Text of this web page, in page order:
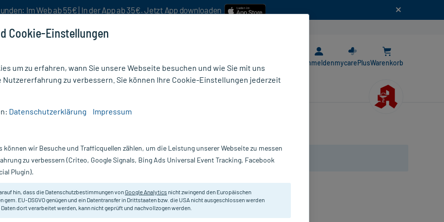
Im Web ab 55€ | In der App ab 35€. Jetzt App downloaden
AnmeldenmycarePlusWarenkorb
Nur für kurze Zeit:Gratis-Versand* ab 19€ Mindestbestellwert!
200 ml medipharma cosmetics
Tägliche Pflege mit sanftem Bräunungs-Effekt. Für den Körper.
Cookie-Einstellungen
um zu erfahren, wann Sie unsere Webseite besuchen und wie Sie mit uns
Nutzererfahrung zu verbessern. Sie können Ihre Cookie-Einstellungen jederzeit
Datenschutzerklärung Impressum
können wir Besuche und Trafficquellen zählen, um die Leistung unserer Webseite zu messen
zu verbessern (Criteo, Google Signals, Bing Ads Universal Event Tracking, Facebook
Plugin).
hin, dass die Datenschutzbestimmungen vonGoogle Analytics nicht zwingend den Europäischen
gem. EU-DSGVO genügen und ein Datentransfer in Drittstaaten bzw. die USA nicht ausgeschlossen werden
Daten dort verarbeitet werden, kann nicht geprüft und nachvollzogen werden.